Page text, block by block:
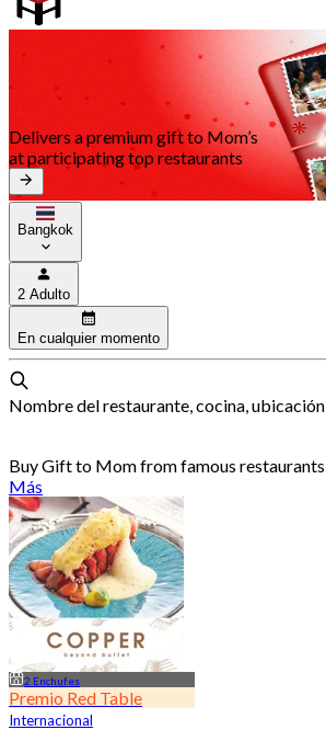
Delivers a premium gift to Mom’s
at participating top restaurants
Bangkok
2 Adulto
En cualquier momento
Nombre del restaurante, cocina, ubicación
Buy Gift to Mom from famous restaurants
Más
2 Enchufes
Premio Red Table
Internacional